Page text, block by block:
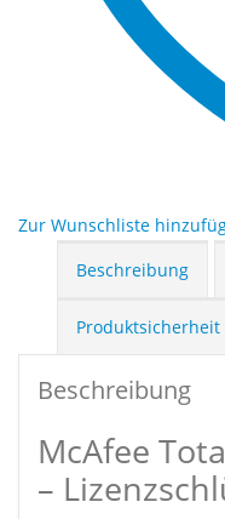
Zur Wunschliste
Beschreibung
Produktsicherheit
Beschreibung
McAfee
–